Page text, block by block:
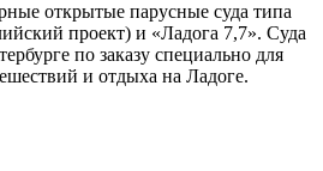
открытые парусные суда типа
проект) и «Ладога 7,7». Суда
по заказу специально для
и отдыха на Ладоге.